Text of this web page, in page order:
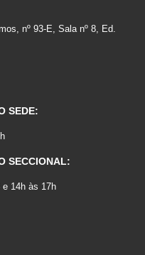
nº 93-E, Sala nº 8, Ed.
SEDE:
SECCIONAL:
14h às 17h